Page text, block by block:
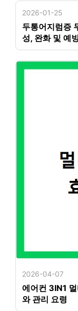
2026-01-25
두통어지럼증
성, 완화 및 예
2026-04-07
에어컨 3IN1
와 관리 요령